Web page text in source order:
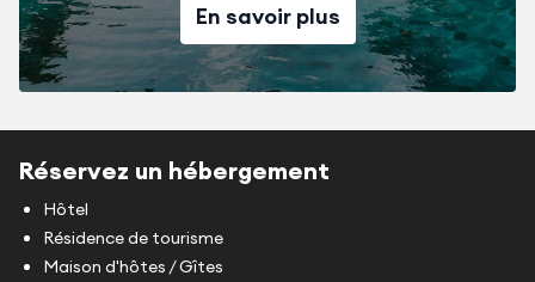
En savoir plus
Réservez un hébergement
Hôtel
Résidence de tourisme
Maison d'hôtes / Gîtes